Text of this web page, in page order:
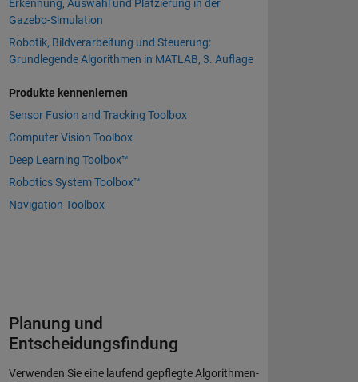
Erkennung, Auswahl und Platzierung in der
Gazebo-Simulation
Robotik, Bildverarbeitung und Steuerung:
Grundlegende Algorithmen in MATLAB, 3. Auflage
Produkte kennenlernen
Sensor Fusion and Tracking Toolbox
Computer Vision Toolbox
Deep Learning Toolbox™
Robotics System Toolbox™
Navigation Toolbox
Planung und
Entscheidungsfindung
Verwenden Sie eine laufend gepflegte Algorithmen-